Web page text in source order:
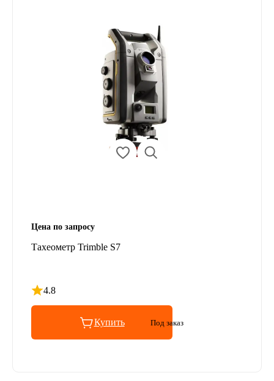
Цена по запросу
Тахеометр Trimble S7
4.8
Рейтинг 4.8 из 5
Купить Под заказ